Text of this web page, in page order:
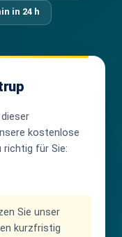
in 24 h
kostenlose
richtig für Sie:
Sie unser
kurzfristig